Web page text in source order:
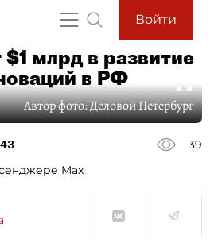
Войти
млрд в развитие
в РФ
Автор фото:Деловой Петербург
39
Max